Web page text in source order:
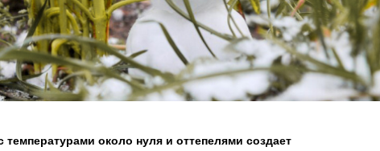
около нуля и оттепелями создает